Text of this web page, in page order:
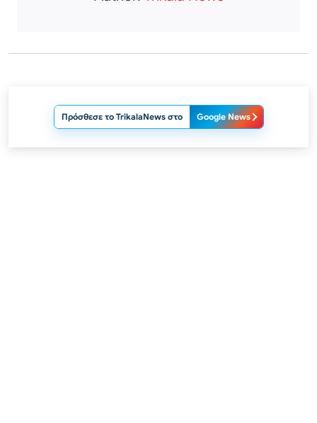
Πρόσθεσε το TrikalaNews στο Google News